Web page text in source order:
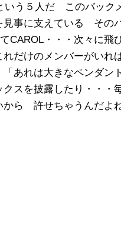
いう５人だ このバック
事に支えている その
CAROL・・・次々に
だけのメンバーがいれ
あれは大きなペンダ
クスを披露したり・・・
から 許せちゃうんだよ